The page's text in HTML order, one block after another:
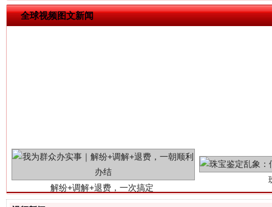
全球视频图文新闻